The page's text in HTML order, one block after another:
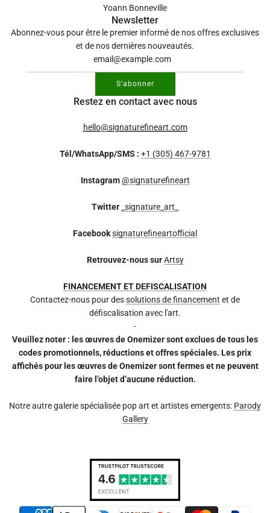
Yoann Bonneville
Newsletter
Abonnez-vous pour être le premier informé de nos offres exclusives
et de nos dernières nouveautés.
S'abonner
Restez en contact avec nous
hello@signaturefineart.com
Tél/WhatsApp/SMS : +1 (305) 467-9781
Instagram @signaturefineart
Twitter _signature_art_
Facebooksignaturefineartofficial
Retrouvez-nous sur Artsy
FINANCEMENT ET DEFISCALISATION
Contactez-nous pour dessolutions de financement et de
défiscalisation avec l'art.
-
Veuillez noter : les œuvres de Onemizer sont exclues de tous les
codes promotionnels, réductions et offres spéciales. Les prix
affichés pour les œuvres de Onemizer sont fermes et ne peuvent
faire l’objet d’aucune réduction.
Notre autre galerie spécialisée pop art et artistes emergents: Parody
Gallery